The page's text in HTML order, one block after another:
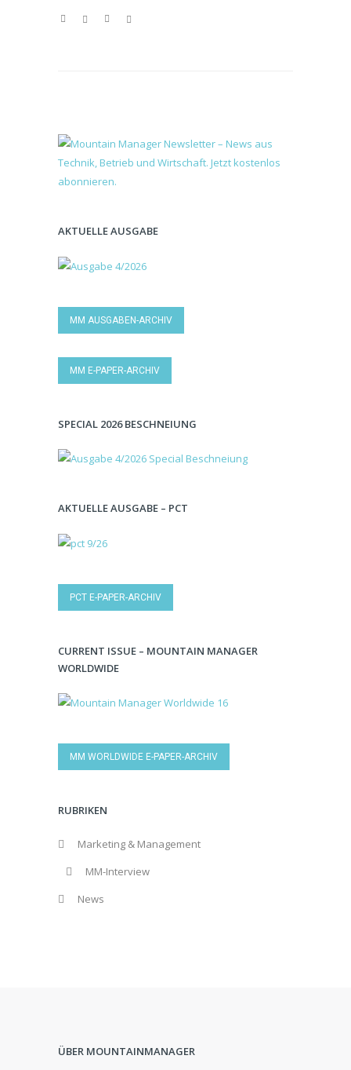
AKTUELLE AUSGABE
MM AUSGABEN-ARCHIV
MM E-PAPER-ARCHIV
SPECIAL 2026 BESCHNEIUNG
AKTUELLE AUSGABE – PCT
PCT E-PAPER-ARCHIV
CURRENT ISSUE – MOUNTAIN MANAGER
WORLDWIDE
MM WORLDWIDE E-PAPER-ARCHIV
RUBRIKEN
Marketing & Management
MM-Interview
News
ÜBER MOUNTAINMANAGER